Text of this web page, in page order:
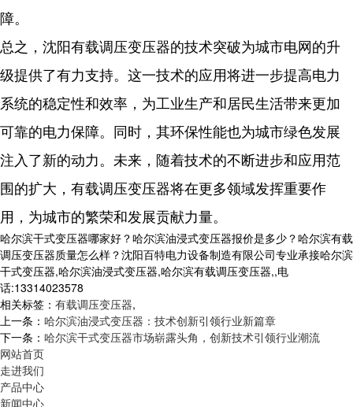
障。
总之，沈阳有载调压变压器的技术突破为城市电网的升
级提供了有力支持。这一技术的应用将进一步提高电力
系统的稳定性和效率，为工业生产和居民生活带来更加
可靠的电力保障。同时，其环保性能也为城市绿色发展
注入了新的动力。未来，随着技术的不断进步和应用范
围的扩大，有载调压变压器将在更多领域发挥重要作
用，为城市的繁荣和发展贡献力量。
哈尔滨干式变压器哪家好？哈尔滨油浸式变压器报价是多少？哈尔滨有载
调压变压器质量怎么样？沈阳百特电力设备制造有限公司专业承接哈尔滨
干式变压器,哈尔滨油浸式变压器,哈尔滨有载调压变压器,,电
话:13314023578
相关标签： 有载调压变压器,
上一条： 哈尔滨油浸式变压器：技术创新引领行业新篇章
下一条： 哈尔滨干式变压器市场崭露头角，创新技术引领行业潮流
网站首页
走进我们
产品中心
新闻中心